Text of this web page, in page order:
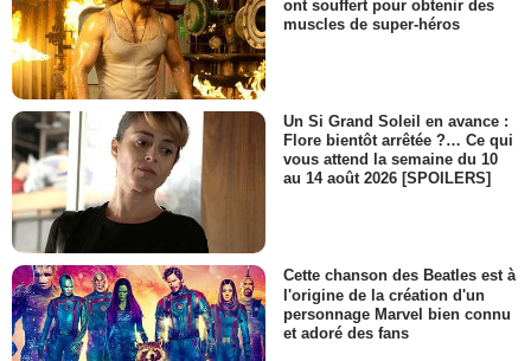
ont souffert pour obtenir des
muscles de super-héros
Un Si Grand Soleil en avance :
Flore bientôt arrêtée ?… Ce qui
vous attend la semaine du 10
au 14 août 2026 [SPOILERS]
Cette chanson des Beatles est à
l'origine de la création d'un
personnage Marvel bien connu
et adoré des fans